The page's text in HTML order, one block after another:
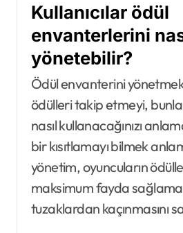
Kullanıcılar ödül
envanterlerini
yönetebilir?
Ödül envanterini
ödülleri takip etmeyi,
nasıl kullanacağınızı
bir kısıtlamayı bilmek
yönetim, oyuncuların
maksimum fayda
tuzaklardan kaçınmasını